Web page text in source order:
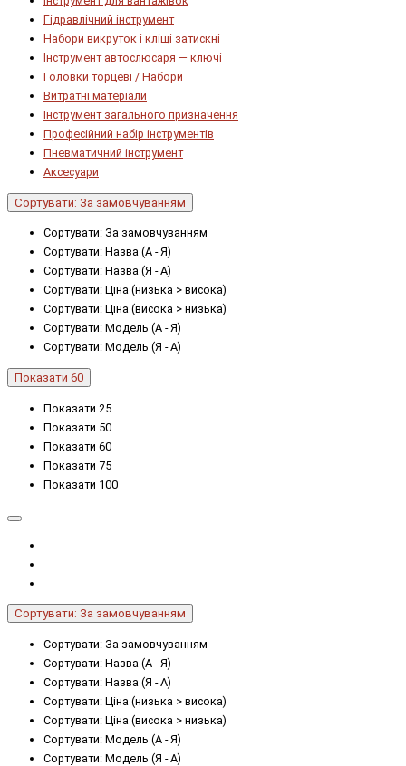
Гідравлічний інструмент
Набори викруток і кліщі затискні
Інструмент автослюсаря — ключі
Головки торцеві / Набори
Витратні матеріали
Інструмент загального призначення
Професійний набір інструментів
Пневматичний інструмент
Аксесуари
Сортувати: За замовчуванням
Сортувати: За замовчуванням
Сортувати: Назва (А - Я)
Сортувати: Назва (Я - А)
Сортувати: Ціна (низька > висока)
Сортувати: Ціна (висока > низька)
Сортувати: Модель (А - Я)
Сортувати: Модель (Я - А)
Показати 60
Показати 25
Показати 50
Показати 60
Показати 75
Показати 100
Сортувати: За замовчуванням
Сортувати: За замовчуванням
Сортувати: Назва (А - Я)
Сортувати: Назва (Я - А)
Сортувати: Ціна (низька > висока)
Сортувати: Ціна (висока > низька)
Сортувати: Модель (А - Я)
Сортувати: Модель (Я - А)